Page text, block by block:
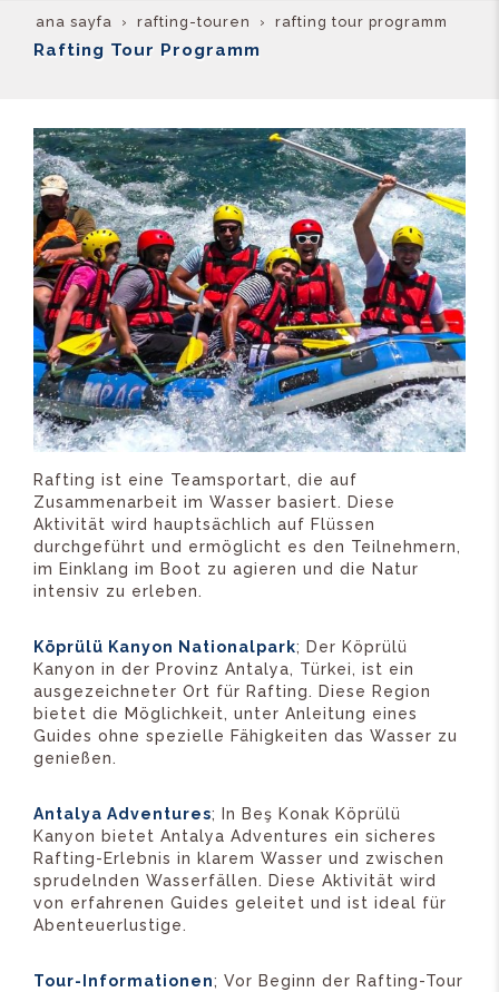
ana sayfa rafting-touren rafting tour programm
Rafting Tour Programm
Rafting ist eine Teamsportart, die auf
Zusammenarbeit im Wasser basiert. Diese
Aktivität wird hauptsächlich auf Flüssen
durchgeführt und ermöglicht es den Teilnehmern,
im Einklang im Boot zu agieren und die Natur
intensiv zu erleben.
Köprülü Kanyon Nationalpark; Der Köprülü
Kanyon in der Provinz Antalya, Türkei, ist ein
ausgezeichneter Ort für Rafting. Diese Region
bietet die Möglichkeit, unter Anleitung eines
Guides ohne spezielle Fähigkeiten das Wasser zu
genießen.
Antalya Adventures; In Beş Konak Köprülü
Kanyon bietet Antalya Adventures ein sicheres
Rafting-Erlebnis in klarem Wasser und zwischen
sprudelnden Wasserfällen. Diese Aktivität wird
von erfahrenen Guides geleitet und ist ideal für
Abenteuerlustige.
Tour-Informationen; Vor Beginn der Rafting-Tour